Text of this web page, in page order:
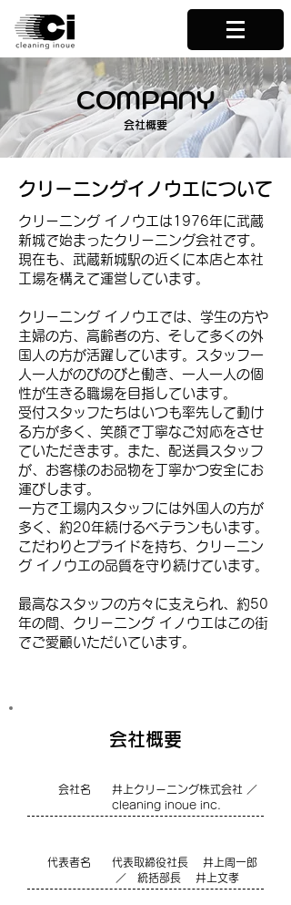
COMPANY
会社概要
クリーニングイノウエについて
クリーニング イノウエは1976年に武蔵
新城で始まったクリーニング会社です。
現在も、武蔵新城駅の近くに本店と本社
工場を構えて運営しています。
クリーニング イノウエでは、 学生の方や
主婦の方、高齢者の方、そして多くの外
国人の方が活躍しています。スタッフ一
人一人がのびのびと働き、一人一人の個
性が生きる職場を目指しています。
受付スタッフたちはいつも率先して動け
る方が多く、笑顔で丁寧なご対応をさせ
ていただきます。また、配送員スタッフ
が、お客様のお品物を丁寧かつ安全にお
運びします。
一方で工場内スタッフには外国人の方が
多く、約20年続けるベテランもいます。
こだわりとプライドを持ち、クリーニン
グ イノウエの品質を守り続けています。
最高なスタッフの方々に支えられ、約50
年の間、クリーニング イノウエはこの街
でご愛顧いただいています。
会社概要
会社名
井上クリーニング株式会社 ／
cleaning inoue inc.
代表者名
代表取締役社長 井上周一郎
／ 統括部長 井上文孝